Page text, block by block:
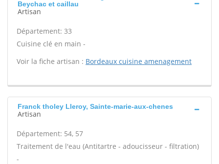
Beychac et caillau
Artisan
Département: 33
Cuisine clé en main -
Voir la fiche artisan : Bordeaux cuisine amenagement
Franck tholey Lleroy, Sainte-marie-aux-chenes
Artisan
Département: 54, 57
Traitement de l'eau (Antitartre - adoucisseur - filtration)
-